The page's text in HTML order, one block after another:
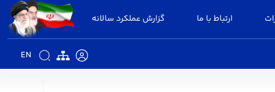
ارتباط با ما گزارش عملکرد سالانه
EN